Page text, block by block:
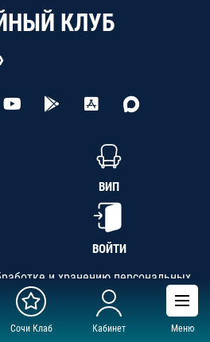
Сочи Клаб Кабинет Меню
КЛУБ
ВИП
ВОЙТИ
и хранению персональных
данных
ОГРН 1142300002349,